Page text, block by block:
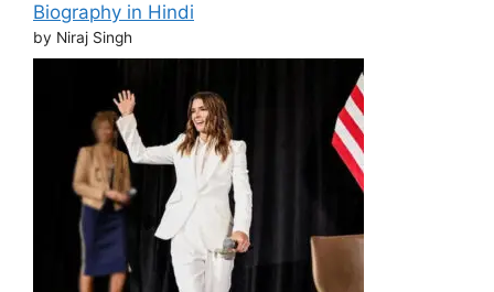
Biography in Hindi
by Niraj Singh